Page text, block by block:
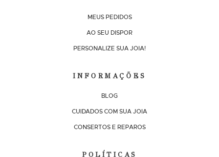
MEUS PEDIDOS
AO SEU DISPOR
PERSONALIZE SUA JOIA!
INFORMAÇÕES
BLOG
CUIDADOS COM SUA JOIA
CONSERTOS E REPAROS
POLÍTICAS